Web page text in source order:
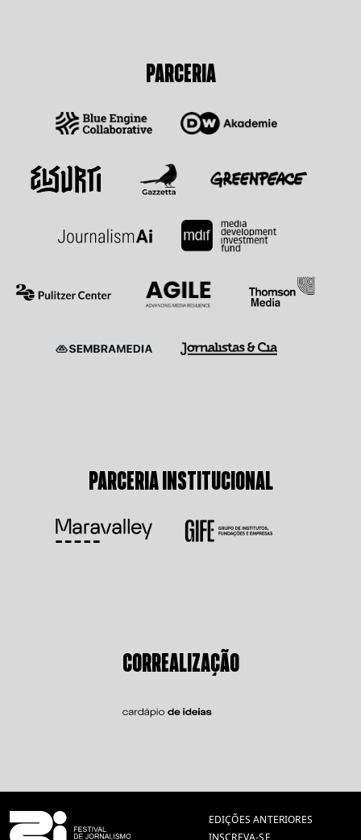
PARCERIA
PARCERIA INSTITUCIONAL
CORREALIZAÇÃO
EDIÇÕES ANTERIORES
INSCREVA-SE